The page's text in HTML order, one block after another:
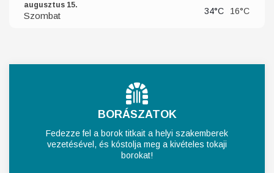
augusztus 15.
Szombat 34°C 16°C
BORÁSZATOK
Fedezze fel a borok titkait a helyi szakemberek
vezetésével, és kóstolja meg a kivételes tokaji
borokat!